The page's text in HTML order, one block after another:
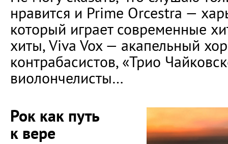
нравится и Prime Orcestra —
который играет современные
хиты, Viva Vox — акапельный
контрабасистов, «Трио
виолончелисты…
Рок как путь
к вере